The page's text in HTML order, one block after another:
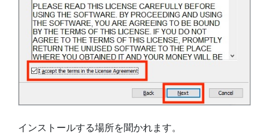
インストールする場所を聞かれます。